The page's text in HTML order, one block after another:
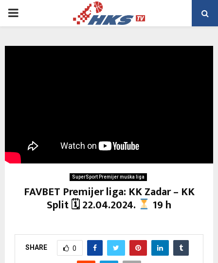
PRIMARY
SuperSport Premijer muška liga
FAVBET Premijer liga: KK Zadar – KK
Split 🗓 22.04.2024. 19 h
SHARE 0